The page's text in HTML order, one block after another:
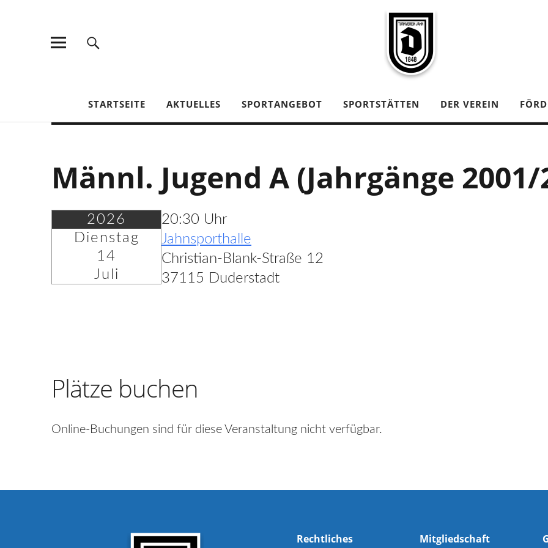
STARTSEITE AKTUELLES SPORTANGEBOT SPORTSTÄTTEN DER VEREIN
Männl. Jugend A (Jahrgänge 2001/
2026
Dienstag
14
Juli
20:30 Uhr
Jahnsporthalle
Christian-Blank-Straße 12
37115 Duderstadt
Plätze buchen
Online-Buchungen sind für diese Veranstaltung nicht verfügbar.
Rechtliches Mitgliedschaft